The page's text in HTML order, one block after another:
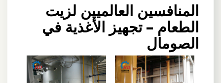
المنافسين العالميين لزيت
الطعام – تجهيز الأغذية في
الصومال